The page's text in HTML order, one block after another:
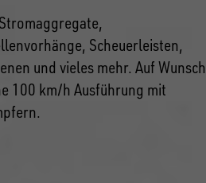
Scheuerleisten,
und vieles mehr. Auf Wunsch
100 km/h Ausführung mit